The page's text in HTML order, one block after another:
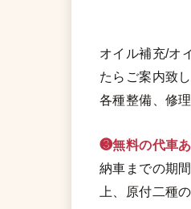
オイル補充/オ
たらご案内致し
各種整備、修
❸無料の代車
納車までの期
上、原付二種